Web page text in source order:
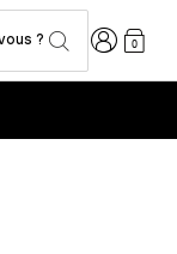
? Connexion
0